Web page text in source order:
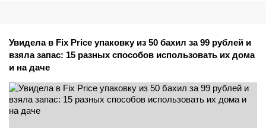
Увидела в Fix Price упаковку из 50 бахил за 99 рублей и
взяла запас: 15 разных способов использовать их дома
и на даче